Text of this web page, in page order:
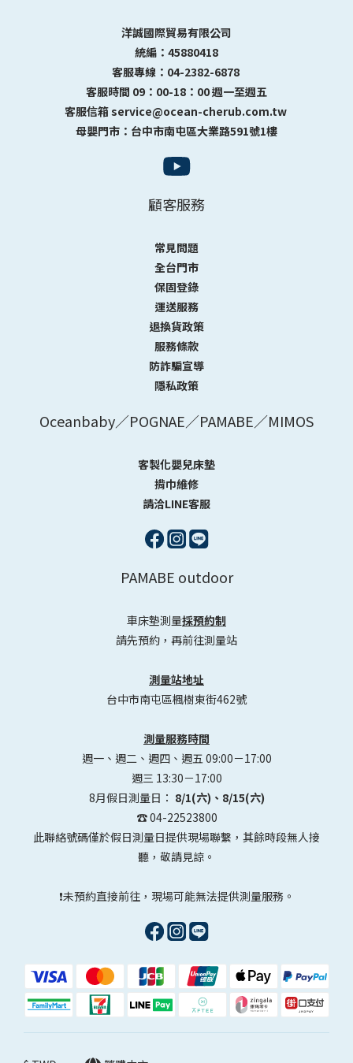
洋誠國際貿易有限公司
統編：45880418
客服專線：04-2382-6878
客服時間 09：00-18：00 週一至週五
客服信箱 service@ocean-cherub.com.tw
母嬰門市：台中市南屯區大業路591號1樓
顧客服務
常見問題
全台門市
保固登錄
運送服務
退換貨政策
服務條款
防詐騙宣導
隱私政策
Oceanbaby／POGNAE／PAMABE／MIMOS
客製化嬰兒床墊
揹巾維修
請洽LINE客服
PAMABE outdoor
車床墊測量採預約制
請先預約，再前往測量站
測量站地址
台中市南屯區楓樹東街462號
測量服務時間
週一、週二、週四、週五 09:00－17:00
週三 13:30－17:00
8月假日測量日： 8/1(六)、8/15(六)
☎️ 04-22523800
此聯絡號碼僅於假日測量日提供現場聯繫，其餘時段無人接
聽，敬請見諒。
❗未預約直接前往，現場可能無法提供測量服務。